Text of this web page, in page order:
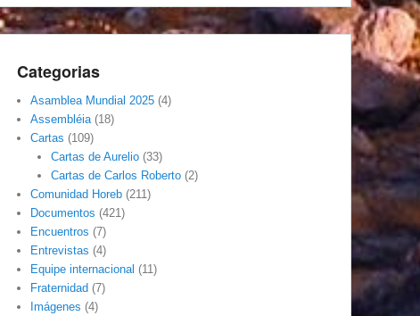
Categorias
Asamblea Mundial 2025 (4)
Assembléia(18)
Cartas (109)
Cartas de Aurelio(33)
Cartas de Carlos Roberto(2)
Comunidad Horeb (211)
Documentos (421)
Encuentros (7)
Entrevistas (4)
Equipe internacional (11)
Fraternidad (7)
Imágenes (4)